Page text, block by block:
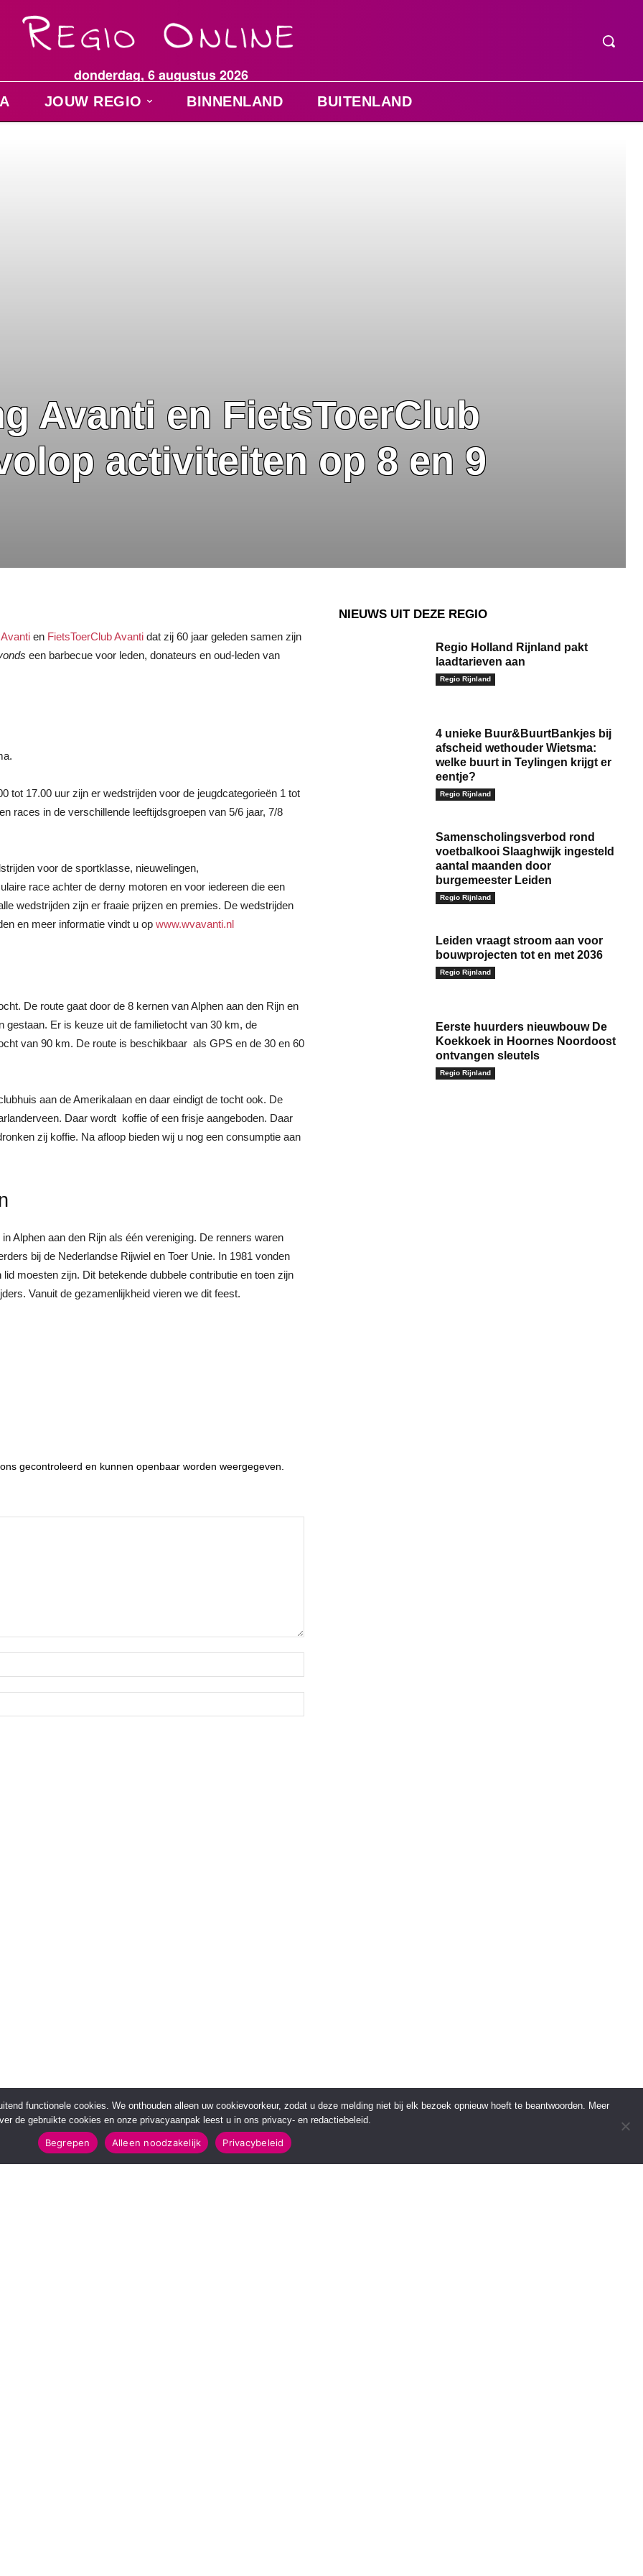
donderdag, 6 augustus 2026
JOUW REGIO BINNENLAND BUITENLAND
Avanti en FietsToerClub
activiteiten op 8 en 9
en FietsToerClub Avanti dat zij 60 jaar geleden samen zijn
een barbecue voor leden, donateurs en oud-leden van
tot 17.00 uur zijn er wedstrijden voor de jeugdcategorieën 1 tot
races in de verschillende leeftijdsgroepen van 5/6 jaar, 7/8
voor de sportklasse, nieuwelingen,
race achter de derny motoren en voor iedereen die een
wedstrijden zijn er fraaie prijzen en premies. De wedstrijden
en meer informatie vindt u op www.wvavanti.nl
De route gaat door de 8 kernen van Alphen aan den Rijn en
Er is keuze uit de familietocht van 30 km, de
van 90 km. De route is beschikbaar als GPS en de 30 en 60
aan de Amerikalaan en daar eindigt de tocht ook. De
Daar wordt koffie of een frisje aangeboden. Daar
zij koffie. Na afloop bieden wij u nog een consumptie aan
Alphen aan den Rijn als één vereniging. De renners waren
bij de Nederlandse Rijwiel en Toer Unie. In 1981 vonden
moesten zijn. Dit betekende dubbele contributie en toen zijn
Vanuit de gezamenlijkheid vieren we dit feest.
gecontroleerd en kunnen openbaar worden weergegeven.
NIEUWS UIT DEZE REGIO
Regio Holland Rijnland pakt
laadtarieven aan
Regio Rijnland
4 unieke Buur&BuurtBankjes bij
afscheid wethouder Wietsma:
welke buurt in Teylingen krijgt er
eentje?
Regio Rijnland
Samenscholingsverbod rond
voetbalkooi Slaaghwijk ingesteld
aantal maanden door
burgemeester Leiden
Regio Rijnland
Leiden vraagt stroom aan voor
bouwprojecten tot en met 2036
Regio Rijnland
Eerste huurders nieuwbouw De
Koekkoek in Hoornes Noordoost
ontvangen sleutels
Regio Rijnland
functionele cookies. We onthouden alleen uw cookievoorkeur, zodat u deze melding niet bij elk bezoek opnieuw hoeft te beantwoorden. Meer
de gebruikte cookies en onze privacyaanpak leest u in ons privacy- en redactiebeleid.
Begrepen Alleen noodzakelijk Privacybeleid